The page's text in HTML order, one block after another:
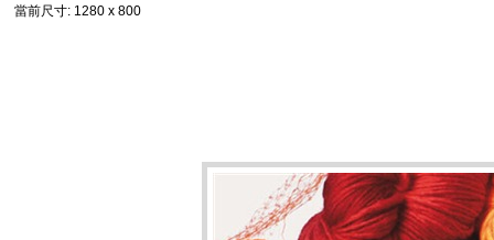
當前尺寸: 1280 x 800